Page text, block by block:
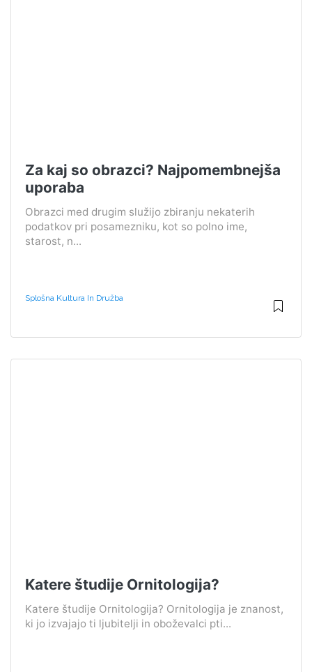
Za kaj so obrazci? Najpomembnejša
uporaba
Obrazci med drugim služijo zbiranju nekaterih
podatkov pri posamezniku, kot so polno ime,
starost, n...
Splošna Kultura In Družba
Katere študije Ornitologija?
Katere študije Ornitologija? Ornitologija je znanost,
ki jo izvajajo ti ljubitelji in oboževalci pti...